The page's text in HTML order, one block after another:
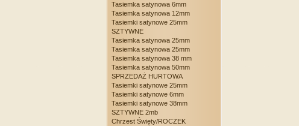
Tasiemka satynowa 6mm
Tasiemka satynowa 12mm
Tasiemki satynowe 25mm
SZTYWNE
Tasiemka satynowa 25mm
Tasiemka satynowa 25mm
Tasiemka satynowa 38 mm
Tasiemka satynowa 50mm
SPRZEDAŻ HURTOWA
Tasiemki satynowe 25mm
Tasiemki satynowe 6mm
Tasiemki satynowe 38mm
SZTYWNE 2mb
Chrzest Święty/ROCZEK